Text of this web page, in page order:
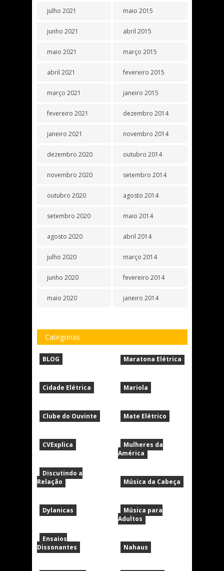
julho 2021
junho 2021
maio 2021
abril 2021
março 2021
fevereiro 2021
janeiro 2021
dezembro 2020
novembro 2020
outubro 2020
setembro 2020
agosto 2020
julho 2020
junho 2020
maio 2020
maio 2015
abril 2015
março 2015
fevereiro 2015
janeiro 2015
dezembro 2014
novembro 2014
outubro 2014
setembro 2014
agosto 2014
maio 2014
abril 2014
março 2014
fevereiro 2014
janeiro 2014
Categorias
BLOG
Cidade Elétrica
Clube do Ouvinte
CVExplica
Discutindo a
Relação
Dylanicas
Ensaios
Dissonantes
Maratona Elétrica
Mariola
Mate Elétrico
Mulheres da
América
Música da Cabeça
Música para
Adultos
Nahaus